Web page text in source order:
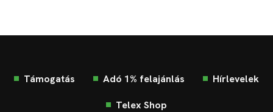
Támogatás Adó 1% felajánlás Hírlevelek
Telex Shop